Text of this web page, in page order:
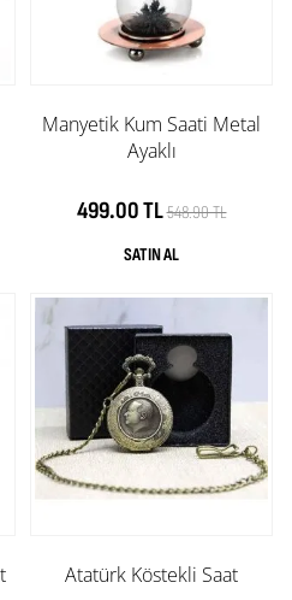
Manyetik Kum Saati Metal
Ayaklı
499.00 TL548.90 TL
Atatürk Köstekli Saat